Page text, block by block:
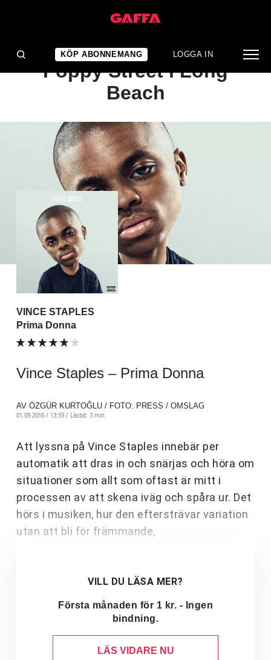
KÖP ABONNEMANG LOGGA IN
ALBUMRECENSION
Intensiva berättelser från
Poppy Street i Long
Beach
VINCE STAPLES
Prima Donna
Vince Staples – Prima Donna
AV ÖZGÜR KURTOĞLU / FOTO: PRESS / OMSLAG
01.09.2016 / 13:59 / Lästid: 3 min
Att lyssna på Vince Staples innebär per
automatik att dras in och snärjas och höra om
situationer som allt som oftast är mitt i
processen av att skena iväg och spåra ur. Det
hörs i musiken, hur den eftersträvar variation
utan att bli för främmande,
VILL DU LÄSA MER?
Första månaden för 1 kr. - Ingen
bindning.
LÄS VIDARE NU